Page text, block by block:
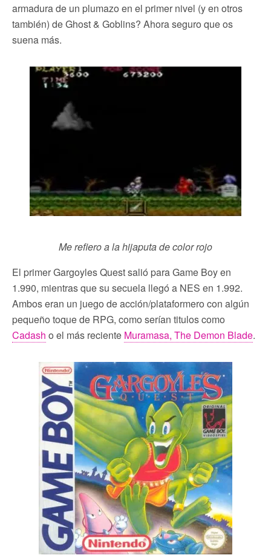
armadura de un plumazo en el primer nivel (y en otros
también) de Ghost & Goblins? Ahora seguro que os
suena más.
Me refiero a la hijaputa de color rojo
El primer Gargoyles Quest salió para Game Boy en
1.990, mientras que su secuela llegó a NES en 1.992.
Ambos eran un juego de acción/plataformero con algún
pequeño toque de RPG, como serían titulos como
Cadash o el más reciente Muramasa, The Demon Blade.